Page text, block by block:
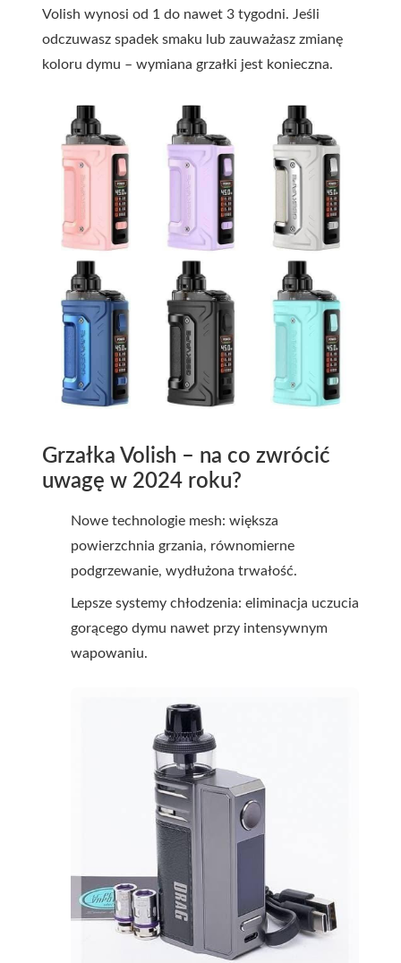
Volish wynosi od 1 do nawet 3 tygodni. Jeśli
odczuwasz spadek smaku lub zauważasz zmianę
koloru dymu – wymiana grzałki jest konieczna.
Grzałka Volish – na co zwrócić
uwagę w 2024 roku?
Nowe technologie mesh: większa
powierzchnia grzania, równomierne
podgrzewanie, wydłużona trwałość.
Lepsze systemy chłodzenia: eliminacja uczucia
gorącego dymu nawet przy intensywnym
wapowaniu.